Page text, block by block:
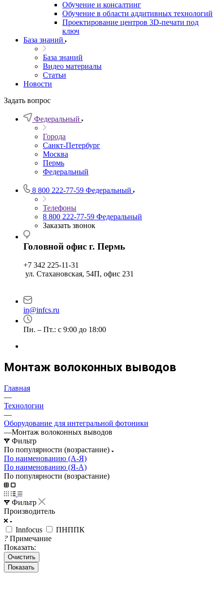
Обучение и консалтинг
Обучение в области аддитивных технологий
Проектирование центров 3D-печати под
ключ
База знаний
База знаний
Видео материалы
Статьи
Новости
Задать вопрос
Федеральный
Города
Санкт-Петербург
Москва
Пермь
Федеральный
8 800 222-77-59 Федеральный
Телефоны
8 800 222-77-59 Федеральный
Заказать звонок
Головной офис г. Пермь
+7 342 225-11-31
ул. Стахановская, 54П, офис 231
in@infcs.ru
Пн. – Пт.: с 9:00 до 18:00
Монтаж волоконных выводов
Главная
—
Технологии
—
Оборудование для интегральной фотоники
—Монтаж волоконных выводов
Фильтр
По популярности (возрастание)
По наименованию (А-Я)
По наименованию (Я-А)
По популярности (возрастание)
Фильтр
Производитель
Innfocus
ПНППК
? Примечание
Показать:
Очистить